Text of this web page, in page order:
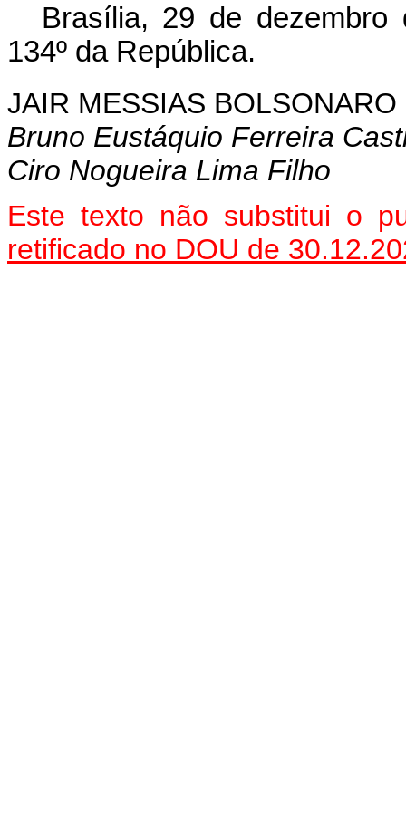
Brasília, 29 de dezembro
134º da República.
JAIR MESSIAS BOLSONARO
Bruno Eustáquio Ferreira
Ciro Nogueira Lima Filho
Este texto não substitui o
retificado no DOU de